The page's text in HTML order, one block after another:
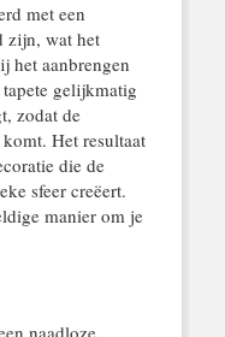
met een
zijn, wat het
het aanbrengen
gelijkmatig
zodat de
Het resultaat
die de
sfeer creëert.
manier om je
naadloze